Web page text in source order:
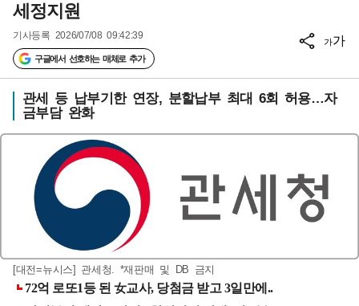
세정지원
기사등록 2026/07/08 09:42:39
구글에서 선호하는 매체로 추가
가가
관세 등 납부기한 연장, 분할납부 최대 6회 허용…자
금부담 완화
[대전=뉴시스] 관세청. *재판매 및 DB 금지